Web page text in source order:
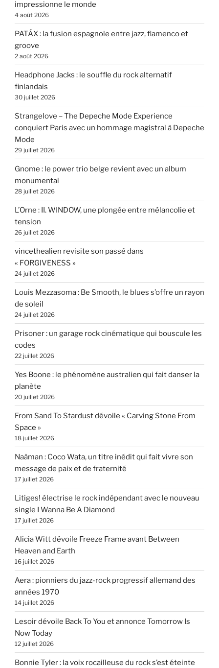
impressionne le monde
4 août 2026
PATÁX : la fusion espagnole entre jazz, flamenco et
groove
2 août 2026
Headphone Jacks : le souffle du rock alternatif
finlandais
30 juillet 2026
Strangelove – The Depeche Mode Experience
conquiert Paris avec un hommage magistral à Depeche
Mode
29 juillet 2026
Gnome : le power trio belge revient avec un album
monumental
28 juillet 2026
L’Orne : II. WINDOW, une plongée entre mélancolie et
tension
26 juillet 2026
vincethealien revisite son passé dans
« FORGIVENESS »
24 juillet 2026
Louis Mezzasoma : Be Smooth, le blues s’offre un rayon
de soleil
24 juillet 2026
Prisoner : un garage rock cinématique qui bouscule les
codes
22 juillet 2026
Yes Boone : le phénomène australien qui fait danser la
planète
20 juillet 2026
From Sand To Stardust dévoile « Carving Stone From
Space »
18 juillet 2026
Naâman : Coco Wata, un titre inédit qui fait vivre son
message de paix et de fraternité
17 juillet 2026
Litiges! électrise le rock indépendant avec le nouveau
single I Wanna Be A Diamond
17 juillet 2026
Alicia Witt dévoile Freeze Frame avant Between
Heaven and Earth
16 juillet 2026
Aera : pionniers du jazz-rock progressif allemand des
années 1970
14 juillet 2026
Lesoir dévoile Back To You et annonce Tomorrow Is
Now Today
12 juillet 2026
Bonnie Tyler : la voix rocailleuse du rock s’est éteinte